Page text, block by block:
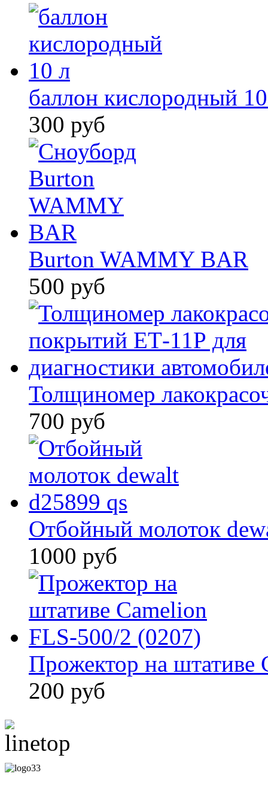
баллон кислородный
300 руб
Burton WAMMY BAR
500 руб
Толщиномер
700 руб
Отбойный молоток
1000 руб
Прожектор на штативе
200 руб